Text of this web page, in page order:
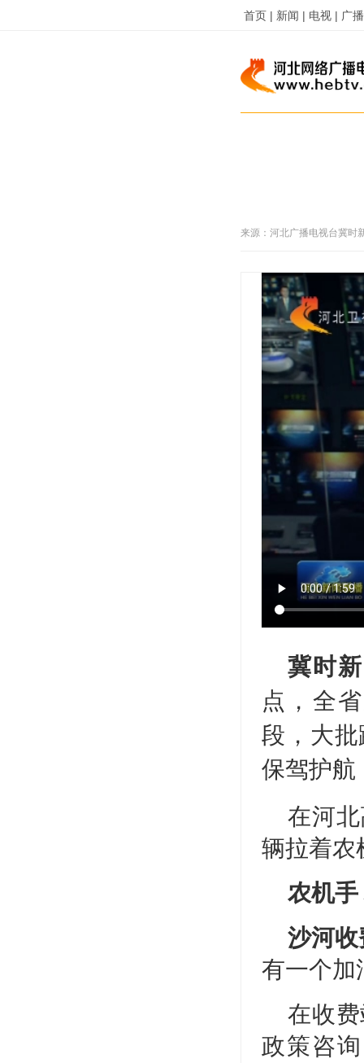
首页 | 新闻 | 电视 | 广
来源： 河北广播电视台冀时
冀时
点，全
段，大
保驾护航
在河
辆拉着农
农机
沙河
有一个加
在收
政策咨